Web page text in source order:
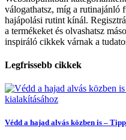
válogathatsz, míg a rutinajánló
hajápolási rutint kínál.
a termékeket és olvashatsz
inspiráló cikkek várnak a
Legfrissebb cikkek
Védd a hajad alvás közben is –